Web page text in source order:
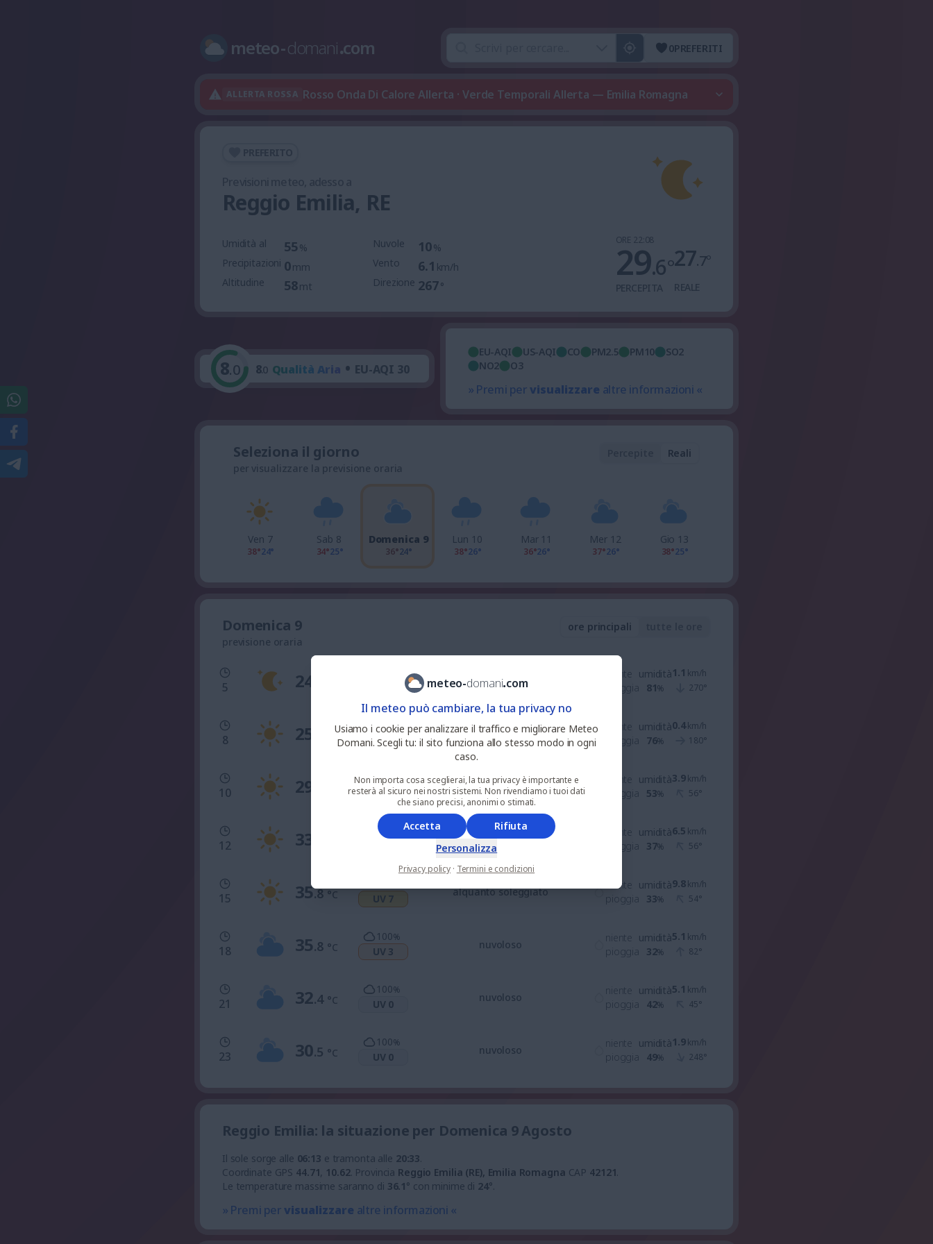
meteo-domani.com 0PREFERITI
ALLERTA ROSSA Rosso Onda Di Calore Allerta · Verde Temporali Allerta — Emilia Romagna
Reggio Emilia, RE
Umidità al 55 %
Precipitazioni 0mm
Altitudine
58mt
Nuvole 10%
Vento
6.1 km/h
Direzione 267°
ORE 22:08
29.6°
PERCEPITA
27.7°
REALE
8.0 8.0 Qualità Aria • EU-AQI 30
EU-AQI US-AQI CO PM2.5 PM10
SO2
NO2
O3
» Premi pervisualizzare altre informazioni «
Seleziona il giorno
per visualizzare la previsione oraria
Reali
Ven 7
38°24°
Sab 8
34°25°
Domenica 9
36°24°
Lun 10
38°26°
Mar 11
36°26°
Mer 12
37°26°
Gio 13
38°25°
Domenica 9
previsione oraria
ore principali
5 24 alquanto sereno
niente
pioggia
umidità
81%
1.1 km/h
270°
8 25 °C
0%
UV 1
soleggiato
niente
pioggia
umidità
76%
0.4km/h
180°
10 29 0%
UV 3
soleggiato
niente
pioggia
umidità
53%
3.9km/h
56°
12 33 0
soleggiato
niente
pioggia
umidità
37%
6.5 km/h
56°
15 35.8 °C UV 7
alquanto soleggiato
niente
pioggia
umidità
33%
9.8km/h
54°
18 35.8 °C
100%
UV 3
nuvoloso
niente
pioggia
umidità
32%
5.1 km/h
82°
21 32.4°C
100%
UV 0
nuvoloso
niente
pioggia
umidità
42%
5.1 km/h
45°
23 30.5 °C
100%
UV 0
nuvoloso
niente
pioggia
umidità
49%
1.9km/h
248°
Reggio Emilia: la situazione per Domenica 9 Agosto
Il sole sorge alle 06:13 e tramonta alle 20:33.
Coordinate GPS 44.71, 10.62. Provincia Reggio Emilia (RE), Emilia Romagna CAP 42121.
Le temperature massime saranno di 36.1° con minime di 24°.
» Premi pervisualizzare altre informazioni «
meteo-domani.com
Il meteo può cambiare, la tua privacy no
Usiamo i cookie per analizzare il traffico e migliorare Meteo
Domani. Scegli tu: il sito funziona allo stesso modo in ogni
caso.
Non importa cosa sceglierai, la tua privacy è importante e
resterà al sicuro nei nostri sistemi. Non rivendiamo i tuoi dati
che siano precisi, anonimi o stimati.
Accetta
Rifiuta
Personalizza
Privacy policy · Termini e condizioni